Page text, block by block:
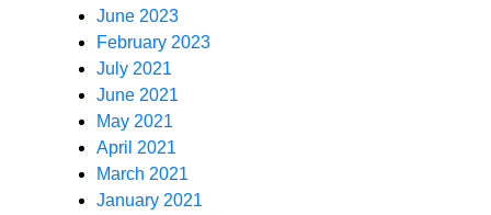
June 2023
February 2023
July 2021
June 2021
May 2021
April 2021
March 2021
January 2021